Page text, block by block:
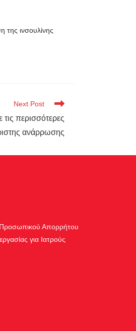
της ινσουλίνης
Next Post
τις περισσότερες
ανάρρωσης
Προσωπικού Απορρήτου
για Ιατρούς